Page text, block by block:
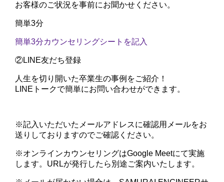
お客様のご状況を事前にお聞かせください。
簡単3分
簡単3分カウンセリングシートを記入
②LINE友だち登録
人生を切り開いた卒業生の事例をご紹介！
LINEトークで簡単にお問い合わせができます。
※記入いただいたメールアドレスに確認用メールをお
送りしておりますのでご確認ください。
※オンラインカウンセリングはGoogle Meetにて実施
します。URLが発行したら別途ご案内いたします。